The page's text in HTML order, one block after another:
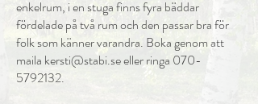
enkelrum, i en stuga finns fyra bäddar
fördelade på två rum och den passar bra för
folk som känner varandra. Boka genom att
maila kersti@stabi.seeller ringa 070-
5792132.